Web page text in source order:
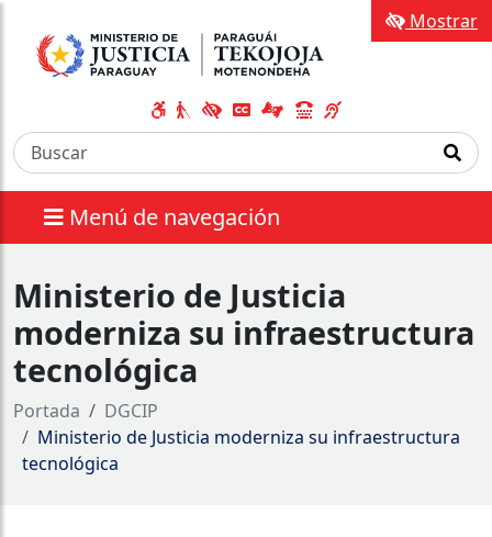
Menú de navegación
Mostrar
Ministerio de Justicia
moderniza su infraestructura
tecnológica
Portada
DGCIP
Ministerio de Justicia moderniza su infraestructura
tecnológica